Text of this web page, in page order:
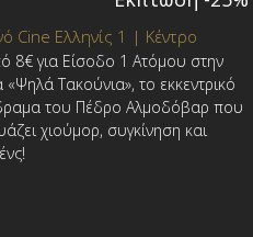
Cine Ελληνίς 1 | Κέντρο
8€ για Είσοδο 1 Ατόμου στην
«Ψηλά Τακούνια», το εκκεντρικό
του Πέδρο Αλμοδόβαρ που
χιούμορ, συγκίνηση και